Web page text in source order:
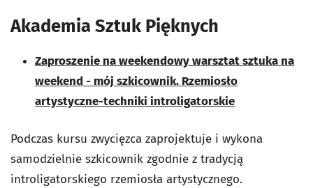
Akademia Sztuk Pięknych
Zaproszenie na weekendowy warsztat sztuka na
weekend - mój szkicownik. Rzemiosło
artystyczne-techniki introligatorskie
Podczas kursu zwycięzca zaprojektuje i wykona
samodzielnie szkicownik zgodnie z tradycją
introligatorskiego rzemiosła artystycznego.